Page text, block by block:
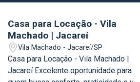
Casa para Locação - Vila
Machado | Jacareí
Vila Machado - Jacareí/SP
Casa para Locação - Vila Machado |
Jacareí Excelente oportunidade para